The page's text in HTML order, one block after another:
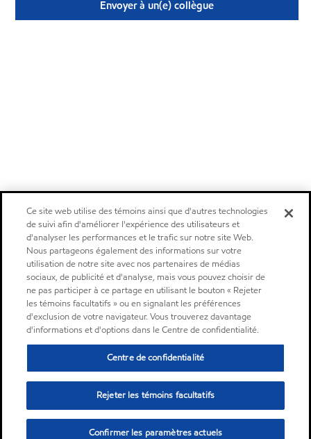
Envoyer à un(e) collègue
Ce site web utilise des témoins ainsi que d'autres technologies
de suivi afin d'améliorer l'expérience des utilisateurs et
d'analyser les performances et le trafic sur notre site Web.
Nous partageons également des informations sur votre
utilisation de notre site avec nos partenaires de médias
sociaux, de publicité et d'analyse, mais vous pouvez choisir de
ne pas participer à ce partage en utilisant le bouton « Rejeter
les témoins facultatifs » ou en signalant les préférences
d'exclusion de votre navigateur. Vous trouverez davantage
d'informations et d'options dans le Centre de confidentialité.
Centre de confidentialité
Rejeter les témoins facultatifs
Confirmer les paramètres actuels